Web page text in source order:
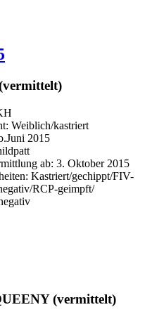
Weiblich/kastriert
2015
ab: 3. Oktober 2015
Kastriert/gechippt/FIV-
RCP-geimpft/
(vermittelt)